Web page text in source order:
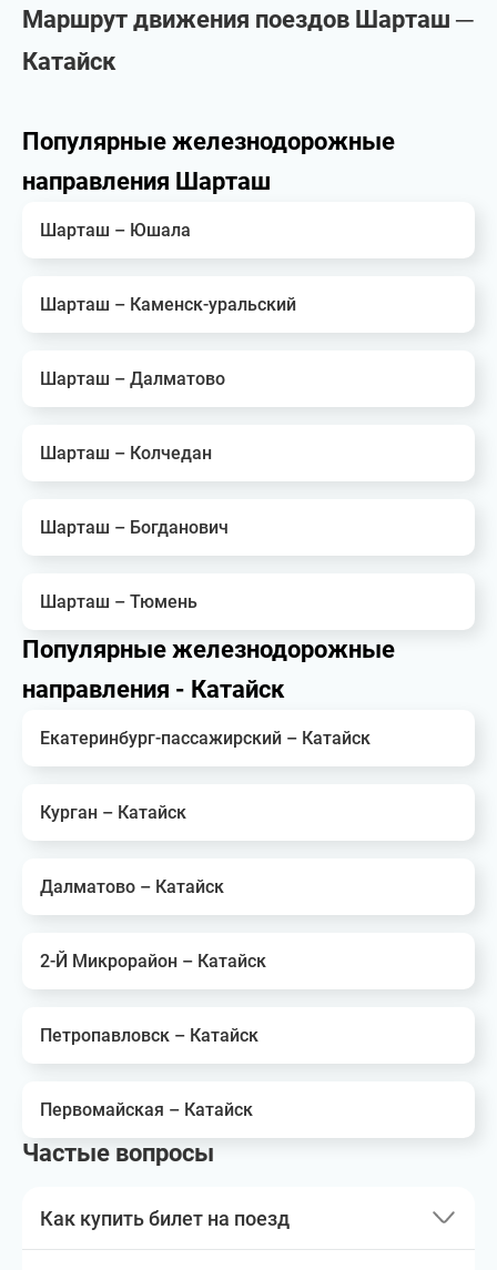
Маршрут движения поездов Шарташ ─
Катайск
Популярные железнодорожные
направления Шарташ
Шарташ – Юшала
Шарташ – Каменск-уральский
Шарташ – Далматово
Шарташ – Колчедан
Шарташ – Богданович
Шарташ – Тюмень
Популярные железнодорожные
направления - Катайск
Екатеринбург-пассажирский – Катайск
Курган – Катайск
Далматово – Катайск
2-Й Микрорайон – Катайск
Петропавловск – Катайск
Первомайская – Катайск
Частые вопросы
Как купить билет на поезд